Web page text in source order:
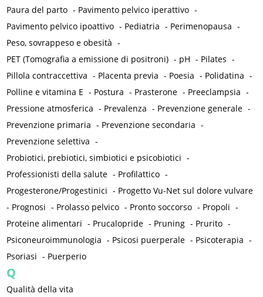
Paura del parto - Pavimento pelvico iperattivo -
Pavimento pelvico ipoattivo - Pediatria - Perimenopausa -
Peso, sovrappeso e obesità -
PET (Tomografia a emissione di positroni) - pH - Pilates -
Pillola contraccettiva - Placenta previa - Poesia - Polidatina -
Polline e vitamina E - Postura - Prasterone - Preeclampsia -
Pressione atmosferica - Prevalenza - Prevenzione generale -
Prevenzione primaria - Prevenzione secondaria -
Prevenzione selettiva -
Probiotici, prebiotici, simbiotici e psicobiotici -
Professionisti della salute - Profilattico -
Progesterone/Progestinici - Progetto Vu-Net sul dolore vulvare
- Prognosi - Prolasso pelvico - Pronto soccorso - Propoli -
Proteine alimentari - Prucalopride - Pruning - Prurito -
Psiconeuroimmunologia - Psicosi puerperale - Psicoterapia -
Psoriasi - Puerperio
Q
Qualità della vita